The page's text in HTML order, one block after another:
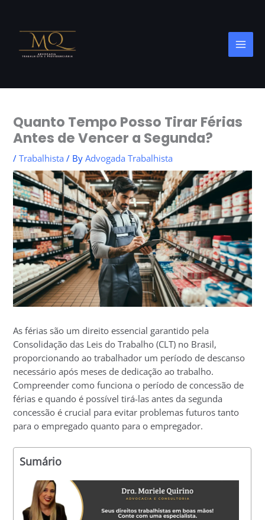
content
Quanto Tempo Posso Tirar Férias
Antes de Vencer a Segunda?
/Trabalhista / ByAdvogada Trabalhista
As férias são um direito essencial garantido pela
Consolidação das Leis do Trabalho (CLT) no Brasil,
proporcionando ao trabalhador um período de descanso
necessário após meses de dedicação ao trabalho.
Compreender como funciona o período de concessão de
férias e quando é possível tirá-las antes da segunda
concessão é crucial para evitar problemas futuros tanto
para o empregado quanto para o empregador.
Sumário